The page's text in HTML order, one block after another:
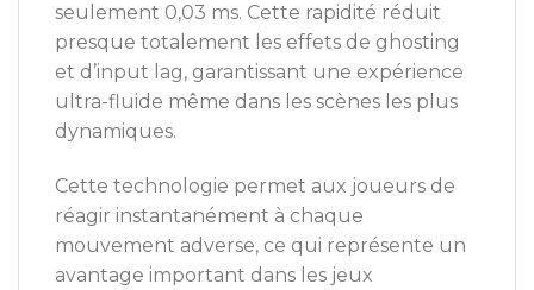
seulement 0,03 ms. Cette rapidité réduit
presque totalement les effets de ghosting
et d’input lag, garantissant une expérience
ultra-fluide même dans les scènes les plus
dynamiques.
Cette technologie permet aux joueurs de
réagir instantanément à chaque
mouvement adverse, ce qui représente un
avantage important dans les jeux